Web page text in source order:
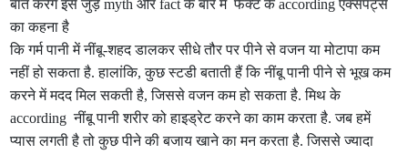
बात करेंगे इसे जुड़े myth और fact के बारें में फैक्ट के according एक्सपर्ट्स
का कहना है
कि गर्म पानी में नींबू-शहद डालकर सीधे तौर पर पीने से वजन या मोटापा कम
नहीं हो सकता है. हालांकि, कुछ स्टडी बताती हैं कि नींबू पानी पीने से भूख कम
करने में मदद मिल सकती है, जिससे वजन कम हो सकता है. मिथ के
according नींबू पानी शरीर को हाइड्रेट करने का काम करता है. जब हमें
प्यास लगती है तो कुछ पीने की बजाय खाने का मन करता है. जिससे ज्यादा